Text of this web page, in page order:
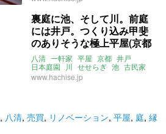
川っぺり 売買
裏庭に池、そして川。前庭
には井戸。つくり込み甲斐
のありそうな極上平屋(京都
市左京区105ｍ² の売買物
件)
八清 一軒家 平屋 京都 井戸
日本庭園
川 せせらぎ 池 古民家
家庭菜園 土間
www.hachise.jp
, 八清, 売買, リノベーション, 平屋, 庭, 縁